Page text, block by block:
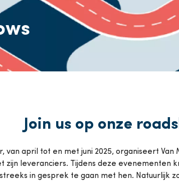
Van Marcke College
alle diensten
Join us op onze
van april tot en met juni 2025, organiseert
zijn leveranciers. Tijdens deze evenementen
in gesprek te gaan met hen. Natuurlijk